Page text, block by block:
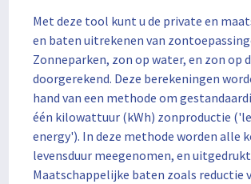
Met deze tool kunt u de private en
en baten uitrekenen van
Zonneparken, zon op water, en zon op
doorgerekend. Deze berekeningen
hand van een methode om
één kilowattuur (kWh) zonproductie
energy'). In deze methode worden alle
levensduur meegenomen, en
Maatschappelijke baten zoals reductie